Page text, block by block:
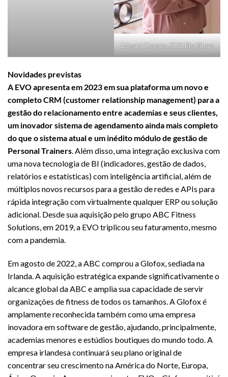
Edgard Corona, CEO Bio Ritmo
Novidades previstas
A EVO apresenta em 2023 em sua plataforma um novo e
completo CRM (customer relationship management) para a
gestão do relacionamento entre academias e seus clientes,
um inovador sistema de agendamentoainda mais completo
do que o sistema atual e um inédito módulo de gestão de
Personal Trainers . Além disso, uma integração exclusiva com
uma nova tecnologia de BI (indicadores, gestão de dados,
relatórios e estatísticas) com inteligência artificial, além de
múltiplos novos recursos para a gestão de redes e APIs para
rápida integração com virtualmente qualquer ERP ou solução
adicional. Desde sua aquisição pelo grupo ABC Fitness
Solutions, em 2019, a EVO triplicou seu faturamento, mesmo
com a pandemia.
Em agosto de 2022, a ABC comprou a Glofox, sediada na
Irlanda. A aquisição estratégica expande significativamente o
alcance global da ABC e amplia sua capacidade de servir
organizações de fitness de todos os tamanhos. A Glofox é
amplamente reconhecida também como uma empresa
inovadora em software de gestão, ajudando, principalmente,
academias menores e estúdios boutiques do mundo todo. A
empresa irlandesa continuará seu plano original de
concentrar seu crescimento na América do Norte, Europa,